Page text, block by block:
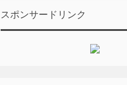
スポンサードリンク